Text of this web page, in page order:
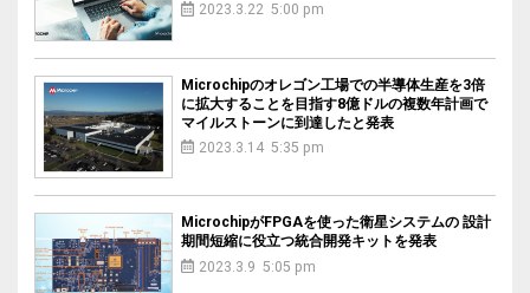
2023.3.22 5:00 pm
Microchipのオレゴン工場での半導体生産を3倍
に拡大することを目指す8億ドルの複数年計画で
マイルストーンに到達したと発表
2023.3.14 5:35 pm
MicrochipがFPGAを使った衛星システムの 設計
期間短縮に役立つ統合開発キットを発表
2023.3.9 5:05 pm